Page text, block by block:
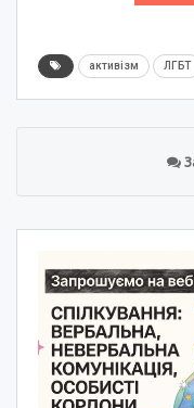
активізм ЛГБТ